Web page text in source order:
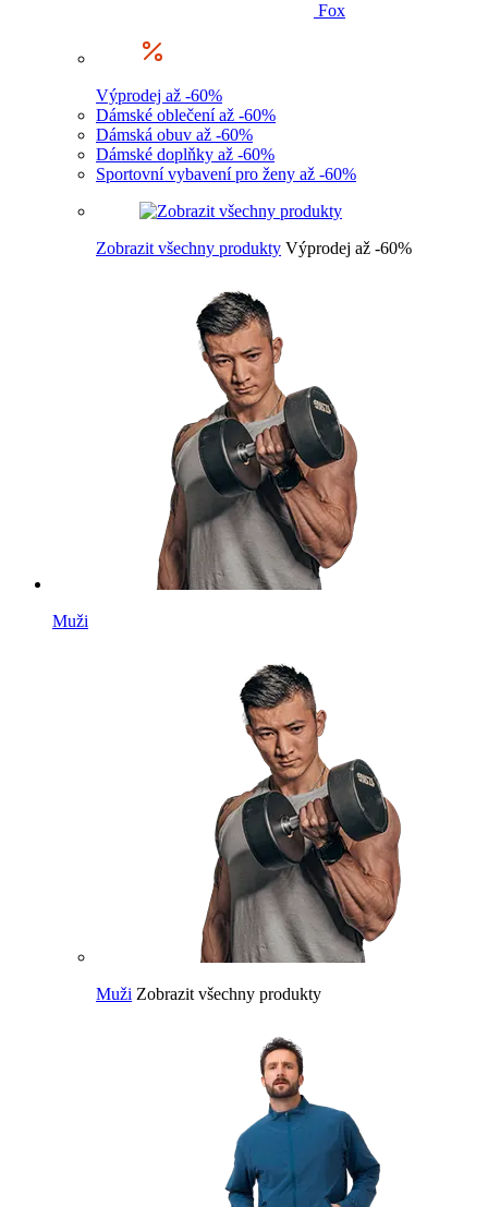
Fox
Výprodej až -60%
Dámské oblečení až -60%
Dámská obuv až -60%
Dámské doplňky až -60%
Sportovní vybavení pro ženy až -60%
Zobrazit všechny produkty Výprodej až -60%
Muži
Muži Zobrazit všechny produkty